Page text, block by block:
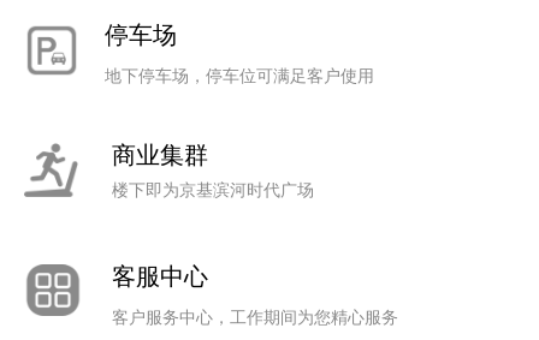
停车场
地下停车场，停车位可满足客户使用
商业集群
楼下即为京基滨河时代广场
客服中心
客户服务中心，工作期间为您精心服务